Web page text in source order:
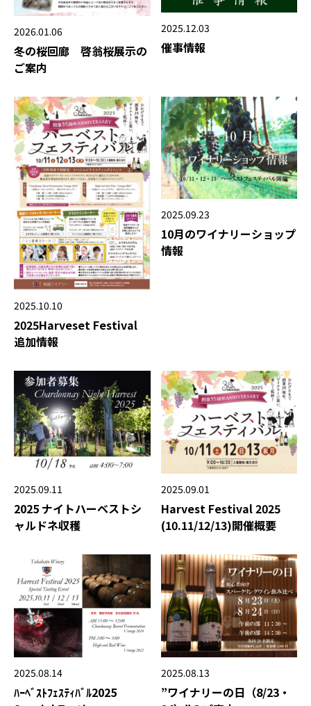
2026.01.06
冬の桜回廊 啓翁桜展示の
ご案内
2025.12.03
催事情報
2025.10.10
2025Harveset Festival
追加情報
2025.09.23
10月のワイナリーショップ
情報
2025.09.11
2025 ナイトハーベストシ
ャルドネ収穫
2025.09.01
Harvest Festival 2025
(10.11/12/13)開催概要
2025.08.14
ﾊｰﾍﾞｽﾄﾌｪｽﾃｨﾊﾞﾙ2025
2025.08.13
”ワイナリーの日（8/23・